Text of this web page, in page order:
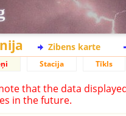
Zibens karte
Stacija Tīkls
that the data
in the future.